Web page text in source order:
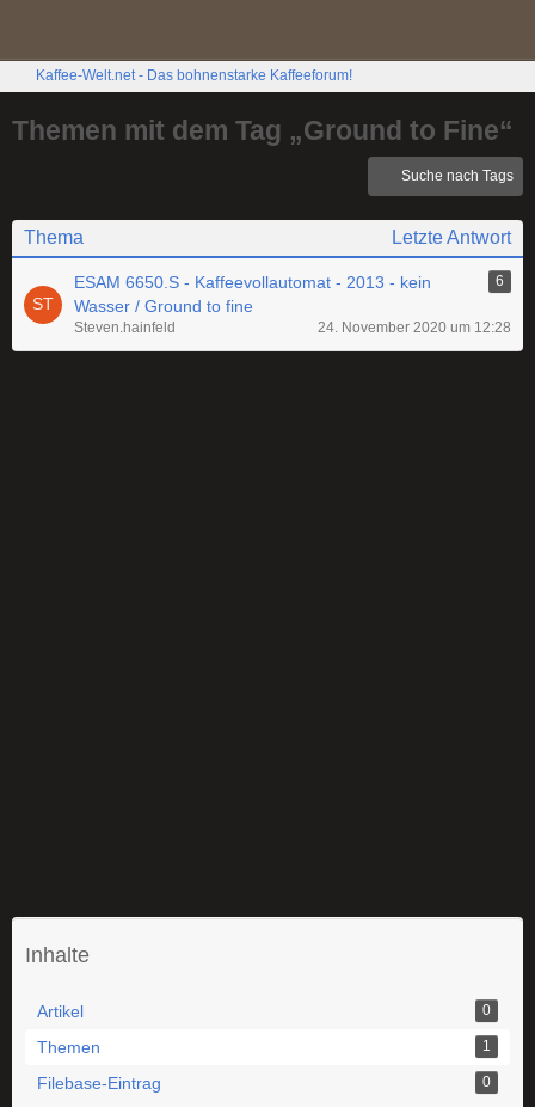
Kaffee-Welt.net - Das bohnenstarke Kaffeeforum!
Themen mit dem Tag „Ground to Fine“
Suche nach Tags
Thema Letzte Antwort
ESAM 6650.S - Kaffeevollautomat - 2013 - kein
Wasser / Ground to fine
6
Steven.hainfeld 24. November 2020 um 12:28
Inhalte
Artikel 0
Themen 1
Filebase-Eintrag 0